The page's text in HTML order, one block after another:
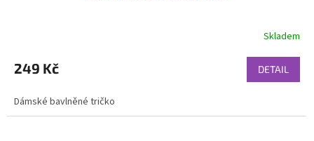
Skladem
249 Kč DETAIL
Dámské bavlněné tričko